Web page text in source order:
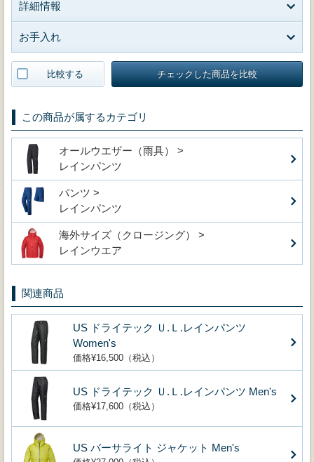
詳細情報
お手入れ
比較する チェックした商品を比較
この商品が属するカテゴリ
オールウエザー（雨具） >
レインパンツ
パンツ >
レインパンツ
海外サイズ（クロージング） >
レインウエア
関連商品
US ドライテック Ｕ.Ｌ.レインパンツ
Women's
価格¥16,500（税込）
US ドライテック Ｕ.Ｌ.レインパンツ Men's
価格¥17,600（税込）
US バーサライト ジャケット Men's